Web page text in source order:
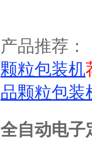
产品推荐：
颗粒包装机
品颗粒包装
全自动电子